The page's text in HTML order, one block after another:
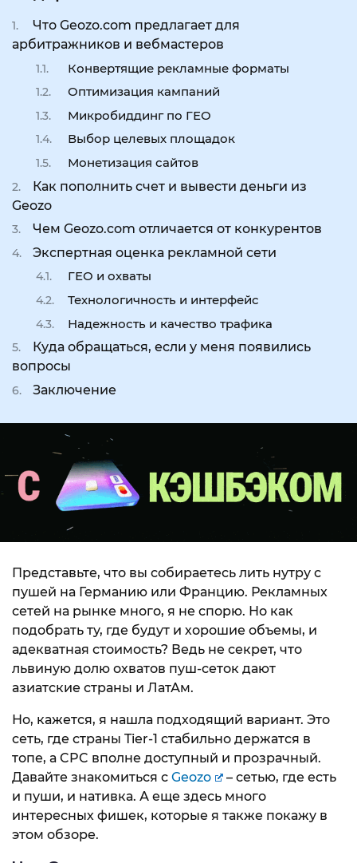
Что Geozo.com предлагает для
арбитражников и вебмастеров
Конвертящие рекламные форматы
Оптимизация кампаний
Микробиддинг по ГЕО
Выбор целевых площадок
Монетизация сайтов
Как пополнить счет и вывести деньги из
Geozo
Чем Geozo.com отличается от конкурентов
Экспертная оценка рекламной сети
ГЕО и охваты
Технологичность и интерфейс
Надежность и качество трафика
Куда обращаться, если у меня появились
вопросы
Заключение
Представьте, что вы собираетесь лить нутру с
пушей на Германию или Францию. Рекламных
сетей на рынке много, я не спорю. Но как
подобрать ту, где будут и хорошие объемы, и
адекватная стоимость? Ведь не секрет, что
львиную долю охватов пуш-сеток дают
азиатские страны и ЛатАм.
Но, кажется, я нашла подходящий вариант. Это
сеть, где страны Tier-1 стабильно держатся в
топе, а CPC вполне доступный и прозрачный.
Давайте знакомиться с Geozo
– сетью, где есть
и пуши, и нативка. А еще здесь много
интересных фишек, которые я также покажу в
этом обзоре.